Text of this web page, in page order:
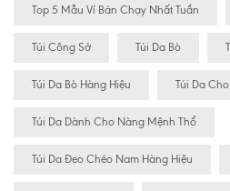
Top 5 Mẫu Ví Bán Chạy Nhất Tuần
Túi Công Sở Túi Da Bò
Túi Da Bò Hàng Hiệu Túi Da
Túi Da Dành Cho Nàng Mệnh Thổ
Túi Da Đeo Chéo Nam Hàng Hiệu